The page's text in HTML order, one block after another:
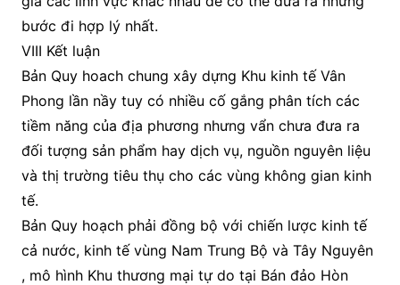
bước đi hợp lý nhất.
VIII Kết luận
Bản Quy hoach chung xây dựng Khu kinh tế Vân
Phong lần nầy tuy có nhiều cố gắng phân tích các
tiềm năng của địa phương nhưng vẩn chưa đưa ra
đối tượng sản phẩm hay dịch vụ, nguồn nguyên liệu
và thị trường tiêu thụ cho các vùng không gian kinh
tế.
Bản Quy hoạch phải đồng bộ với chiến lược kinh tế
cả nước, kinh tế vùng Nam Trung Bộ và Tây Nguyên
, mô hình Khu thương mại tự do tại Bán đảo Hòn